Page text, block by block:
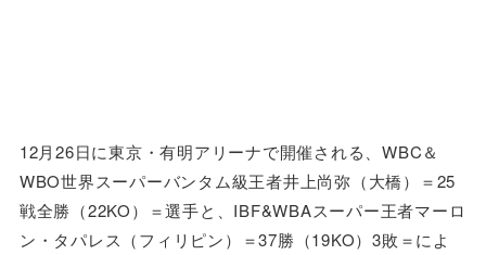
12月26日に東京・有明アリーナで開催される、WBC＆
WBO世界スーパーバンタム級王者井上尚弥（大橋）＝25
戦全勝（22KO）＝選手と、IBF&WBAスーパー王者マーロ
ン・タパレス（フィリピン）＝37勝（19KO）3敗＝によ